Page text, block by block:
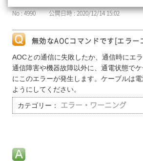
No : 4990 公開日時 : 2020/12/14 15:02
無効なAOCコマンドです[エラー
AOCとの通信に失敗したか、通信時にエラ
通信障害や機器故障以外に、通電状態で
にこのエラーが発生します。ケーブルは
ようにしてください。
カテゴリー： エラー・ワーニング
of our sharing information about you
Information] to customize your cookie